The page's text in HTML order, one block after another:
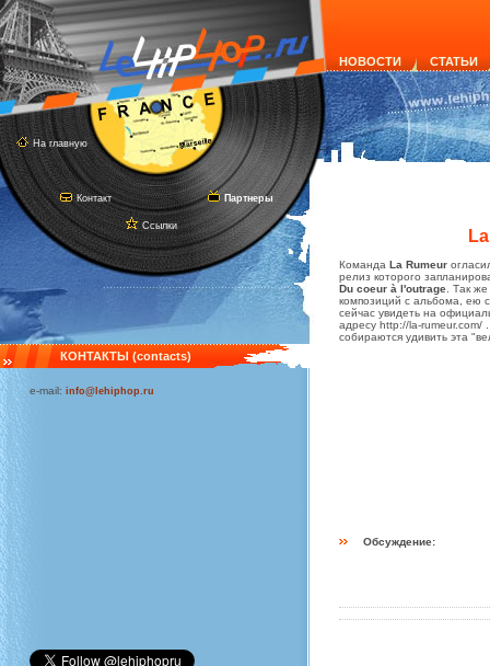
На главную
Контакт
Ссылки
Партнеры
НОВОСТИ СТАТЬИ
КОНТАКТЫ (contacts)
e-mail: info@lehiphop.ru
Команда La Rumeur
релиз которого
Du coeur à l'outrage . Так
композиций с альбома, ею
сейчас увидеть на
адресу http://la-rumeur.com/
собираются удивить эта
Обсуждение: